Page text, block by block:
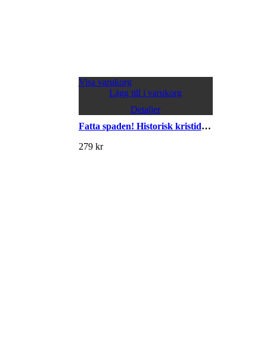
Visa varukorg
Lägg till i varukorg
Detaljer
Fatta spaden! Historisk kristidsodling för framtida skördar
279 kr